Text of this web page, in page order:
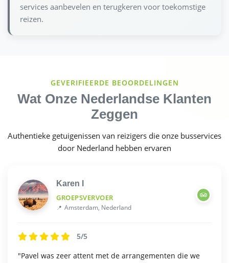
services aanbevelen en terugkeren voor toekomstige
reizen.
GEVERIFIEERDE BEOORDELINGEN
Wat Onze Nederlandse Klanten
Zeggen
Authentieke getuigenissen van reizigers die onze busservices
door Nederland hebben ervaren
Karen I
GROEPSVERVOER
Amsterdam, Nederland
5/5
"Pavel was zeer attent met de arrangementen die we